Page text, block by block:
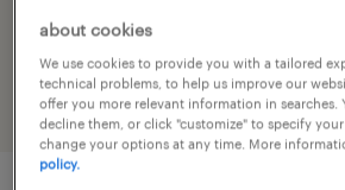
job category
health & social care,
about cookies
We use cookies to provide you with a tailored
technical problems, to help us improve our
offer you more relevant information in searches.
decline them, or click "customize" to specify
change your options at any time. More
policy.